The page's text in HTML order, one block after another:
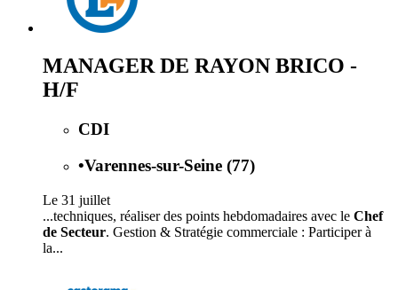
MANAGER DE RAYON BRICO -
H/F
CDI
•Varennes-sur-Seine (77)
Le 31 juillet
...techniques, réaliser des points hebdomadaires avec le Chef
de Secteur. Gestion & Stratégie commerciale : Participer à
la...